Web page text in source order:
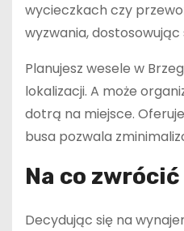
wycieczkach czy
wyzwania,
Planujesz wesele w
lokalizacji. A może
dotrą na miejsce.
busa pozwala
Na co
Decydując się na